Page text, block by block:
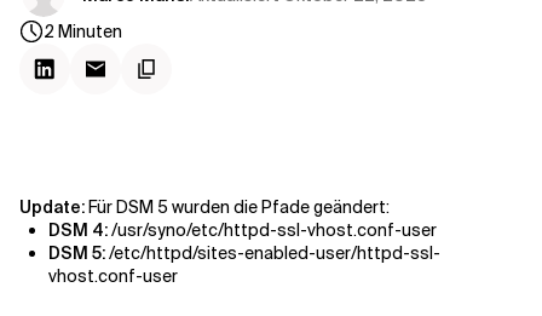
2 Minuten
Update:Für DSM 5 wurden die Pfade geändert:
DSM 4:/usr/syno/etc/httpd-ssl-vhost.conf-user
DSM 5:/etc/httpd/sites-enabled-user/httpd-ssl-
vhost.conf-user